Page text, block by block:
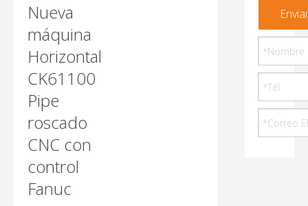
Nueva
máquina
Horizontal
CK61100
Pipe
roscado
CNC con
control
Fanuc